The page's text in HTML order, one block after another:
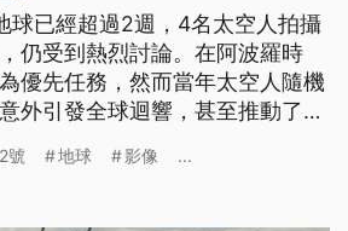
球已經超過2週，4名太空人拍攝
仍受到熱烈討論。在阿波羅時
優先任務，然而當年太空人隨機
外引發全球迴響，甚至推動了保
人執行任務前，必須額外接受長
號 地球 影像 ...